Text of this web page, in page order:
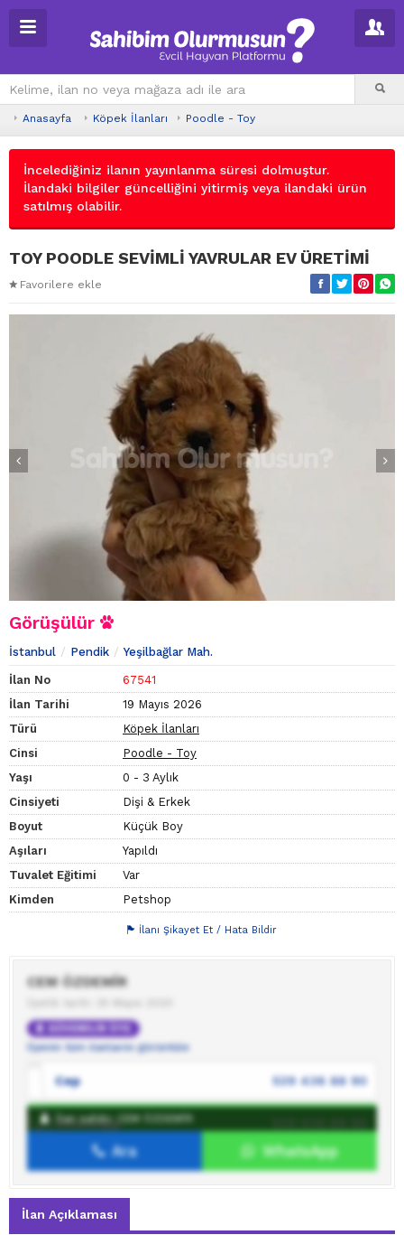
Anasayfa Köpek İlanları Poodle - Toy
İncelediğiniz ilanın yayınlanma süresi dolmuştur.
İlandaki bilgiler güncelliğini yitirmiş veya ilandaki ürün
satılmış olabilir.
TOY POODLE SEVİMLİ YAVRULAR EV ÜRETİMİ
Favorilere ekle
Görüşülür
İstanbul Pendik Yeşilbağlar Mah.
İlan No
67541
İlan Tarihi
19 Mayıs 2026
Türü
Köpek İlanları
Cinsi
Poodle - Toy
Yaşı
0 - 3 Aylık
Cinsiyeti
Dişi & Erkek
Boyut
Küçük Boy
Aşıları
Yapıldı
Tuvalet Eğitimi
Var
Kimden
Petshop
İlanı Şikayet Et / Hata Bildir
CEM ÖZDEMİR
Üyenin tüm ilanlarını görüntüle
Cep 539 436 88 90
WhatsApp
İlan sahibine mesaj gönder
İlan sahibi: CEM ÖZDEMİR
Ara WhatsApp
İlan Açıklaması